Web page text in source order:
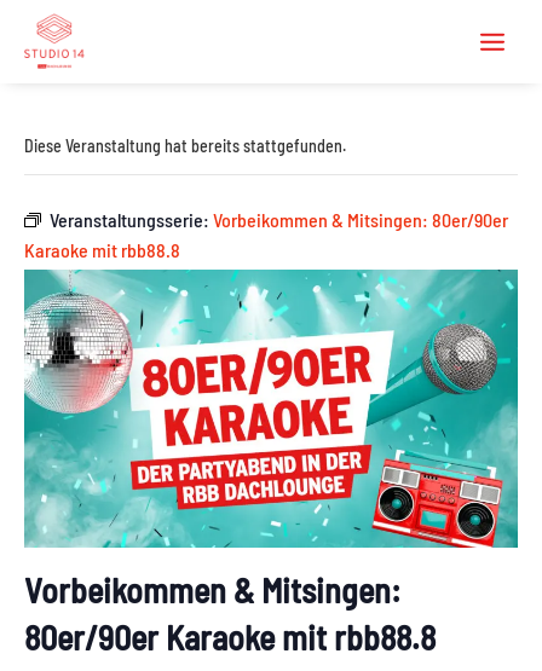
Diese Veranstaltung hat bereits stattgefunden.
Veranstaltungsserie: Vorbeikommen & Mitsingen: 80er/90er
Karaoke mit rbb88.8
Vorbeikommen & Mitsingen:
80er/90er Karaoke mit rbb88.8